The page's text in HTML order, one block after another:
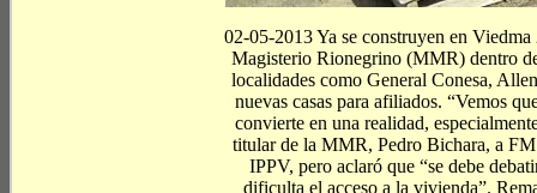
02-05-2013 Ya se construyen en
Magisterio Rionegrino (MMR) dentro
localidades como General Conesa,
nuevas casas para afiliados. “Vemos
convierte en una realidad,
titular de la MMR, Pedro Bichara, a
IPPV, pero aclaró que “se debe
dificulta el acceso a la vivienda”.